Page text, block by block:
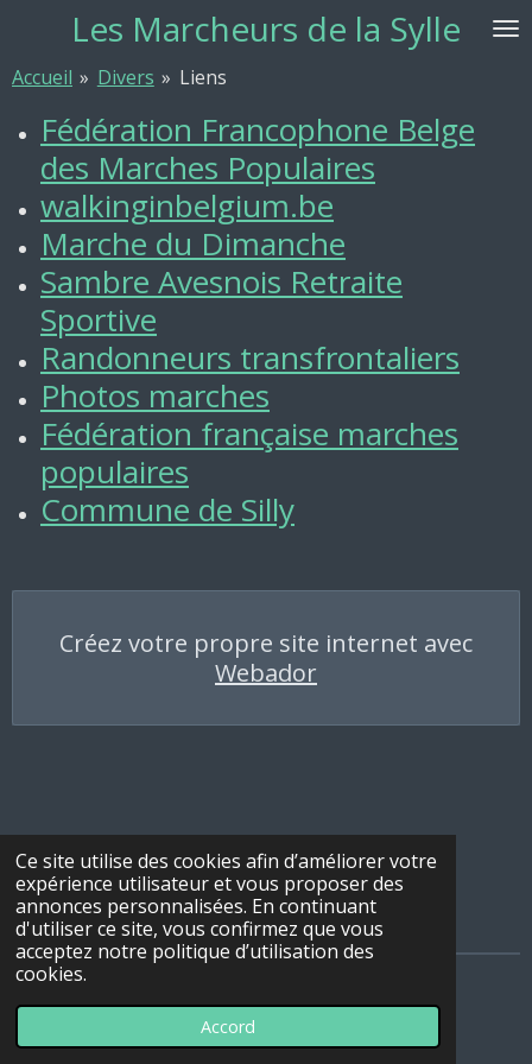
Ce site utilise des cookies afin d’améliorer votre
expérience utilisateur et vous proposer des
annonces personnalisées. En continuant
d'utiliser ce site, vous confirmez que vous
acceptez notre politique d’utilisation des
cookies.
Accord
contenu
Les Marcheurs de la Sylle
Accueil » Divers » Liens
Fédération Francophone Belge
des Marches Populaires
walkinginbelgium.be
Marche du Dimanche
Sambre Avesnois Retraite
Sportive
Randonneurs transfrontaliers
Photos marches
Fédération française marches
populaires
Commune de Silly
Créez votre propre site internet avec
Webador